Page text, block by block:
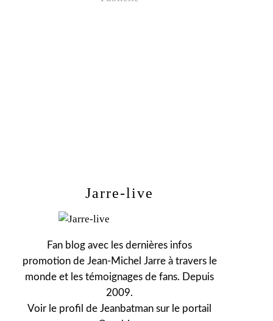
Jarre-live
Fan blog avec les dernières infos
promotion de Jean-Michel Jarre à travers le
monde et les témoignages de fans. Depuis
2009.
Voir le profil de Jeanbatman sur le portail